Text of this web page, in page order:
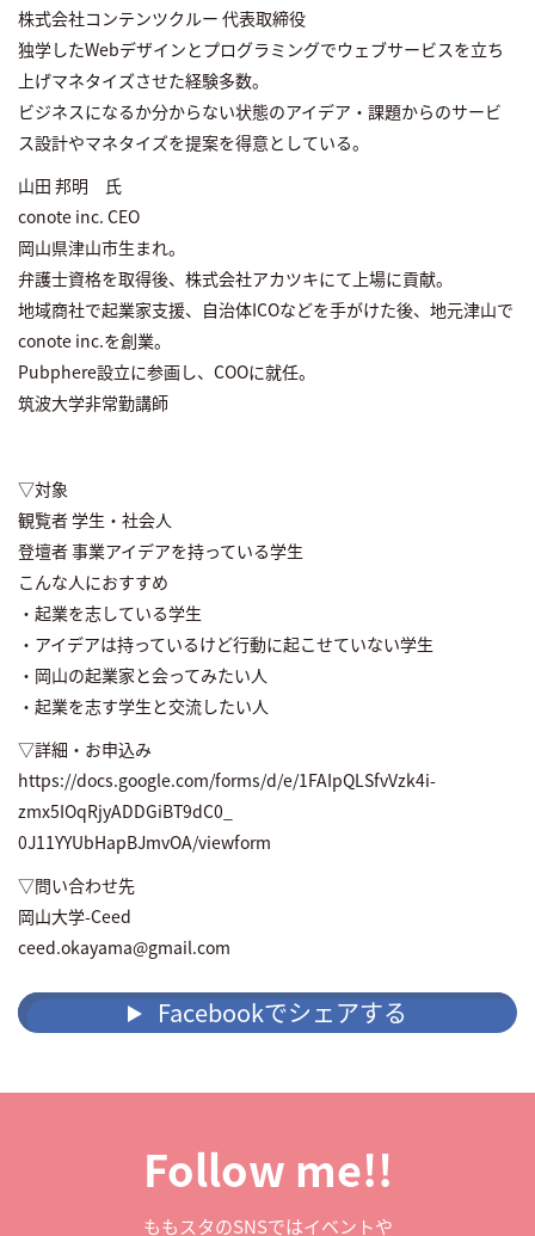
株式会社コンテンツクルー 代表取締役
独学したWebデザインとプログラミングでウェブサービスを立ち
上げマネタイズさせた経験多数。
ビジネスになるか分からない状態のアイデア・課題からのサービ
ス設計やマネタイズを提案を得意としている。
山田 邦明 氏
conote inc. CEO
岡山県津山市生まれ。
弁護士資格を取得後、株式会社アカツキにて上場に貢献。
地域商社で起業家支援、自治体ICOなどを手がけた後、地元津山で
conote inc.を創業。
Pubphere設立に参画し、COOに就任。
筑波大学非常勤講師
▽対象
観覧者 学生・社会人
登壇者 事業アイデアを持っている学生
こんな人におすすめ
・起業を志している学生
・アイデアは持っているけど行動に起こせていない学生
・岡山の起業家と会ってみたい人
・起業を志す学生と交流したい人
▽詳細・お申込み
https://docs.google.com/forms/d/e/1FAIpQLSfvVzk4i-
zmx5IOqRjyADDGiBT9dC0_
0J11YYUbHapBJmvOA/viewform
▽問い合わせ先
岡山大学-Ceed
ceed.okayama@gmail.com
Facebookでシェアする
Follow me!!
ももスタのSNSではイベントや